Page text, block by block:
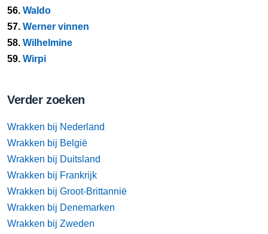
56. Waldo
57. Werner vinnen
58. Wilhelmine
59. Wirpi
Verder zoeken
Wrakken bij Nederland
Wrakken bij België
Wrakken bij Duitsland
Wrakken bij Frankrijk
Wrakken bij Groot-Brittannië
Wrakken bij Denemarken
Wrakken bij Zweden